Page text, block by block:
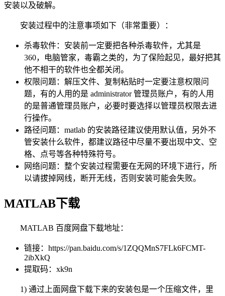
安装以及破解。
安装过程中的注意事项如下（非常重要）：
杀毒软件：安装前一定要把各种杀毒软件，尤其是
360，电脑管家，毒霸之类的，为了保险起见，最好把其
他不相干的软件也全都关闭。
权限问题：解压文件、复制粘贴时一定要注意权限问
题，有的人用的是 administrator 管理员账户，有的人用
的是普通管理员账户，必要时要选择以管理员权限去进
行操作。
路径问题：matlab 的安装路径建议使用默认值，另外不
管安装什么软件，都建议路径中尽量不要出现中文、空
格、点号等各种特殊符号。
网络问题：整个安装过程需要在无网的环境下进行，所
以请拔掉网线，断开无线，否则安装可能会失败。
MATLAB下载
MATLAB 百度网盘下载地址：
链接：https://pan.baidu.com/s/1ZQQMnS7FLk6FCMT-
2ibXkQ
提取码：xk9n
1) 通过上面网盘下载下来的安装包是一个压缩文件，里